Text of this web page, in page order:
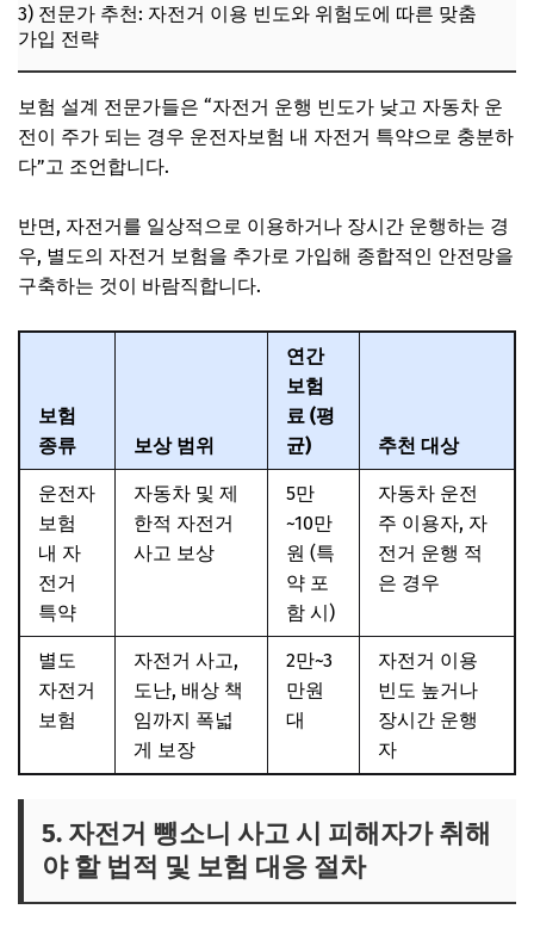
3) 전문가 추천: 자전거 이용 빈도와 위험도에 따른 맞춤
가입 전략
보험 설계 전문가들은 “자전거 운행 빈도가 낮고 자동차 운
전이 주가 되는 경우 운전자보험 내 자전거 특약으로 충분하
다”고 조언합니다.
반면, 자전거를 일상적으로 이용하거나 장시간 운행하는 경
우, 별도의 자전거 보험을 추가로 가입해 종합적인 안전망을
구축하는 것이 바람직합니다.
보험
종류
보상 범위
연간
보험
료 (평
균)
추천 대상
운전자
보험
내 자
전거
특약
자동차 및 제
한적 자전거
사고 보상
5만
~10만
원 (특
약 포
함 시)
자동차 운전
주 이용자, 자
전거 운행 적
은 경우
별도
자전거
보험
자전거 사고,
도난, 배상 책
임까지 폭넓
게 보장
2만~3
만원
대
자전거 이용
빈도 높거나
장시간 운행
자
5. 자전거 뺑소니 사고 시 피해자가 취해
야 할 법적 및 보험 대응 절차